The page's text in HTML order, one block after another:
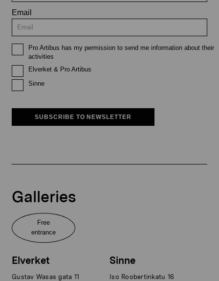
Email
Pro Artibus has my permission to send me information about their
activities
Elverket & Pro Artibus
Sinne
SUBSCRIBE TO NEWSLETTER
Galleries
Free
entrance
Elverket
Gustav Wasas gata 11
Sinne
Iso Roobertinkatu 16